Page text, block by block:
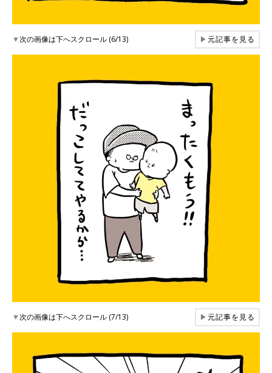
▼次の画像は下へスクロール (6/13) ▶元記事を見る
▼次の画像は下へスクロール (7/13) ▶元記事を見る